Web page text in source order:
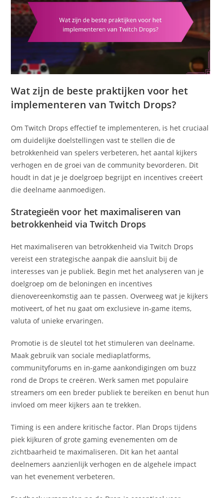
Wat zijn de beste praktijken voor het
implementeren van Twitch Drops?
Om Twitch Drops effectief te implementeren, is het cruciaal
om duidelijke doelstellingen vast te stellen die de
betrokkenheid van spelers verbeteren, het aantal kijkers
verhogen en de groei van de community bevorderen. Dit
houdt in dat je je doelgroep begrijpt en incentives creëert
die deelname aanmoedigen.
Strategieën voor het maximaliseren van
betrokkenheid via Twitch Drops
Het maximaliseren van betrokkenheid via Twitch Drops
vereist een strategische aanpak die aansluit bij de
interesses van je publiek. Begin met het analyseren van je
doelgroep om de beloningen en incentives
dienovereenkomstig aan te passen. Overweeg wat je kijkers
motiveert, of het nu gaat om exclusieve in-game items,
valuta of unieke ervaringen.
Promotie is de sleutel tot het stimuleren van deelname.
Maak gebruik van sociale mediaplatforms,
communityforums en in-game aankondigingen om buzz
rond de Drops te creëren. Werk samen met populaire
streamers om een breder publiek te bereiken en benut hun
invloed om meer kijkers aan te trekken.
Timing is een andere kritische factor. Plan Drops tijdens
piek kijkuren of grote gaming evenementen om de
zichtbaarheid te maximaliseren. Dit kan het aantal
deelnemers aanzienlijk verhogen en de algehele impact
van het evenement verbeteren.